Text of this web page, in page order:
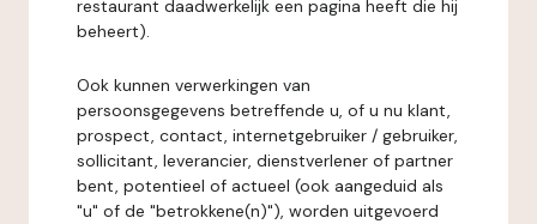
restaurant daadwerkelijk een pagina heeft die hij
beheert).
Ook kunnen verwerkingen van
persoonsgegevens betreffende u, of u nu klant,
prospect, contact, internetgebruiker / gebruiker,
sollicitant, leverancier, dienstverlener of partner
bent, potentieel of actueel (ook aangeduid als
"u" of de "betrokkene(n)"), worden uitgevoerd